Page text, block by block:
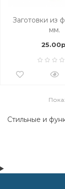
Заготовки из
мм.
Стильные и